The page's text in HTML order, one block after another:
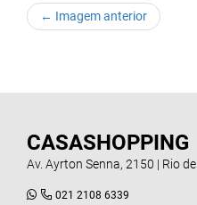
← Imagem anterior
CASASHOPPING
Av. Ayrton Senna, 2150 | Rio
021 2108 6339